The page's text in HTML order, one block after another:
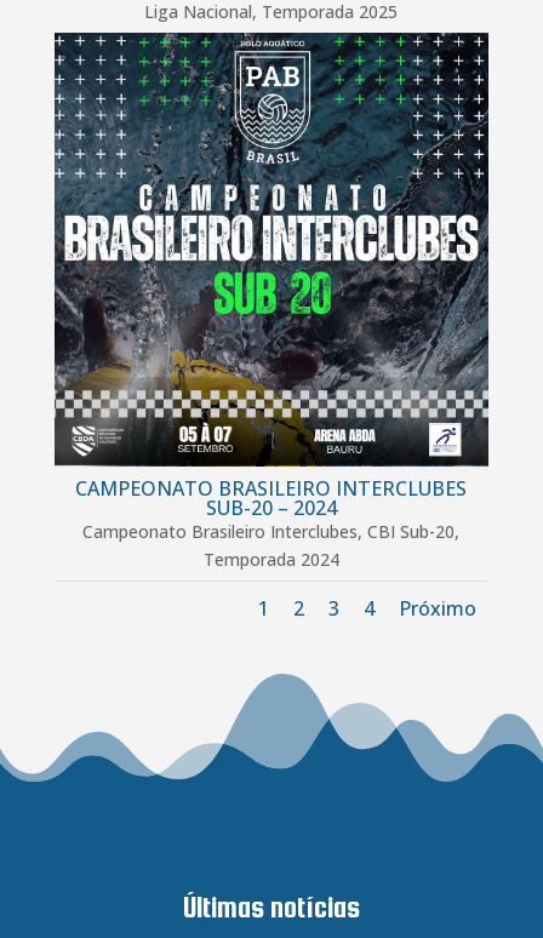
Liga Nacional, Temporada 2025
CAMPEONATO BRASILEIRO INTERCLUBES
SUB-20 – 2024
Campeonato Brasileiro Interclubes,CBI Sub-20,
Temporada 2024
1 2 3 4 Próximo
Últimas notícias